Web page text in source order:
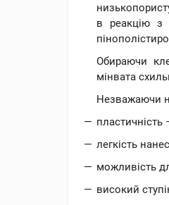
в реакцію з
Обираючи
мінвата
Незважаючи
пластичність
легкість
можливість
високий